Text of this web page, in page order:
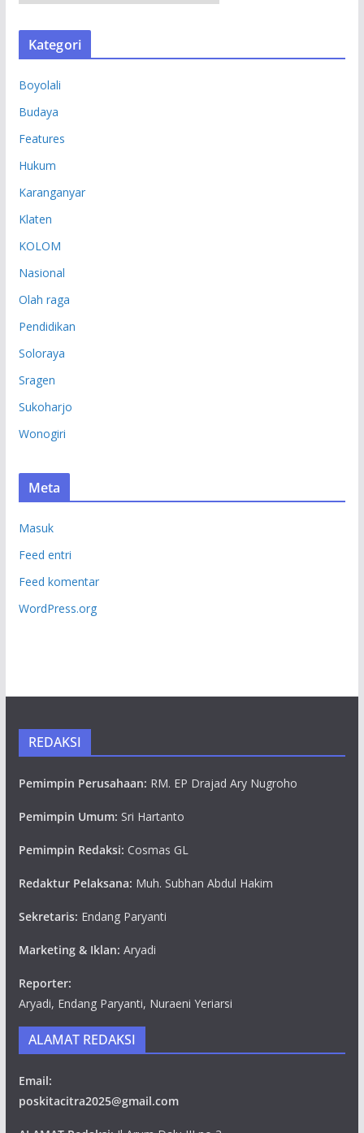
R
S
Kategori
Boyolali
Budaya
Features
Hukum
Karanganyar
Klaten
KOLOM
Nasional
Olah raga
Pendidikan
Soloraya
Sragen
Sukoharjo
Wonogiri
Meta
Masuk
Feed entri
Feed komentar
WordPress.org
REDAKSI
Pemimpin Perusahaan: RM. EP Drajad Ary Nugroho
Pemimpin Umum: Sri Hartanto
Pemimpin Redaksi: Cosmas GL
Redaktur Pelaksana: Muh. Subhan Abdul Hakim
Sekretaris: Endang Paryanti
Marketing & Iklan: Aryadi
Reporter:
Aryadi, Endang Paryanti, Nuraeni Yeriarsi
ALAMAT REDAKSI
Email:
poskitacitra2025@gmail.com